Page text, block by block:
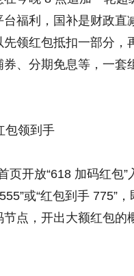
福利，国补是财政直
领红包抵扣一部分，
、分期免息等，一套
包领到手
开放“618 加码红包
或“红包到手 775”，
点，开出大额红包的